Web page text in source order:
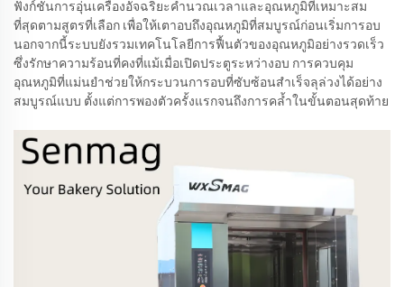
ฟังก์ชันการอุ่นเครื่องอัจฉริยะคำนวณเวลาและอุณหภูมิที่เหมาะสม
ที่สุดตามสูตรที่เลือก เพื่อให้เตาอบถึงอุณหภูมิที่สมบูรณ์ก่อนเริ่มการอบ
นอกจากนี้ระบบยังรวมเทคโนโลยีการฟื้นตัวของอุณหภูมิอย่างรวดเร็ว
ซึ่งรักษาความร้อนที่คงที่แม้เมื่อเปิดประตูระหว่างอบ การควบคุม
อุณหภูมิที่แม่นยำช่วยให้กระบวนการอบที่ซับซ้อนสำเร็จลุล่วงได้อย่าง
สมบูรณ์แบบ ตั้งแต่การพองตัวครั้งแรกจนถึงการคล้ำในขั้นตอนสุดท้าย